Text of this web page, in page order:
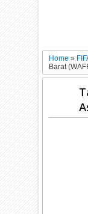
Home»
Barat